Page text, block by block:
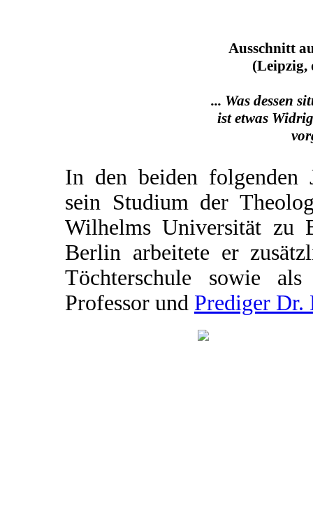
Ausschnitt
(Leipzig,
... Was dessen
ist etwas
In den beiden folgenden
sein Studium der
Wilhelms Universität zu
Berlin arbeitete er
Töchterschule sowie
Professor und Prediger Dr.